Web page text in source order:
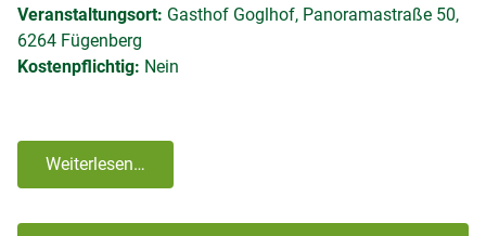
Veranstaltungsort: Gasthof Goglhof, Panoramastraße 50,
6264 Fügenberg
Kostenpflichtig: Nein
Weiterlesen…